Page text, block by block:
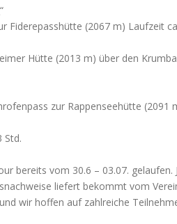
Fiderepasshütte (2067 m) Laufzeit
Hütte (2013 m) über den
zur Rappenseehütte (2091
Std.
bereits vom 30.6 – 03.07.
liefert bekommt vom
wir hoffen auf zahlreiche